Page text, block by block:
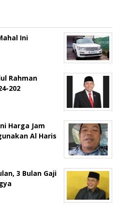
Ini
Rahman
202
Harga Jam
Al Haris
3 Bulan Gaji